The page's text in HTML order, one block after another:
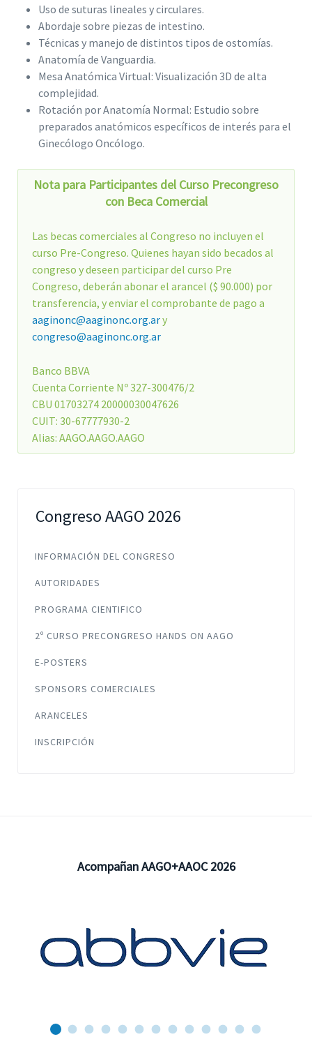
Uso de suturas lineales y circulares.
Abordaje sobre piezas de intestino.
Técnicas y manejo de distintos tipos de ostomías.
Anatomía de Vanguardia.
Mesa Anatómica Virtual: Visualización 3D de alta
complejidad.
Rotación por Anatomía Normal: Estudio sobre
preparados anatómicos específicos de interés para el
Ginecólogo Oncólogo.
Nota para Participantes del Curso Precongreso
con Beca Comercial
Las becas comerciales al Congreso no incluyen el
curso Pre-Congreso. Quienes hayan sido becados al
congreso y deseen participar del curso Pre
Congreso, deberán abonar el arancel ($ 90.000) por
transferencia, y enviar el comprobante de pago a
aaginonc@aaginonc.org.ary
congreso@aaginonc.org.ar
Banco BBVA
Cuenta Corriente Nº 327-300476/2
CBU 01703274 20000030047626
CUIT: 30-67777930-2
Alias: AAGO.AAGO.AAGO
Congreso AAGO 2026
INFORMACIÓN DEL CONGRESO
AUTORIDADES
PROGRAMA CIENTIFICO
2º CURSO PRECONGRESO HANDS ON AAGO
E-POSTERS
SPONSORS COMERCIALES
ARANCELES
INSCRIPCIÓN
Acompañan AAGO+AAOC 2026